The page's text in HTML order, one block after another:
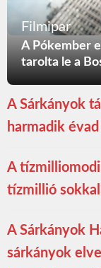
Filmipar
A Pókember
tarolta le a
A Sárkányok
harmadik
A
tízmillió
A Sárkányok
sárkányok